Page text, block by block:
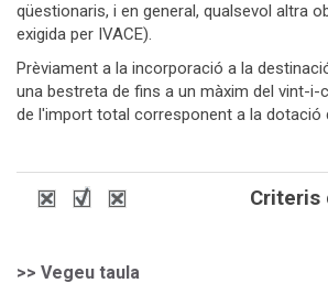
qüestionaris, i en general, qualsevol altra
exigida per IVACE).
Prèviament a la incorporació a la
una bestreta de fins a un màxim del vint-i-
de l'import total corresponent a la dotació
Criteris
>> Vegeu taula